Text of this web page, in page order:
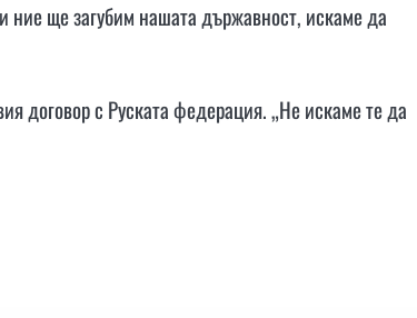
ние ще загубим нашата държавност, искаме да
договор с Руската федерация. „Не искаме те да